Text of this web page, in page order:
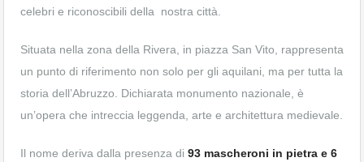
celebri e riconoscibili della nostra città.
Situata nella zona della Rivera, in piazza San Vito, rappresenta
un punto di riferimento non solo per gli aquilani, ma per tutta la
storia dell’Abruzzo. Dichiarata monumento nazionale, è
un’opera che intreccia leggenda, arte e architettura medievale.
Il nome deriva dalla presenza di 93 mascheroni in pietra e 6